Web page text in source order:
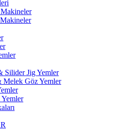
Silider Jig Yemler
Melek Göz Yemler
Yemler